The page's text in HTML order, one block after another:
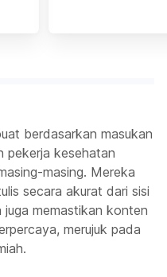
berdasarkan masukan
pekerja kesehatan
masing. Mereka
secara akurat dari sisi
memastikan konten
merujuk pada